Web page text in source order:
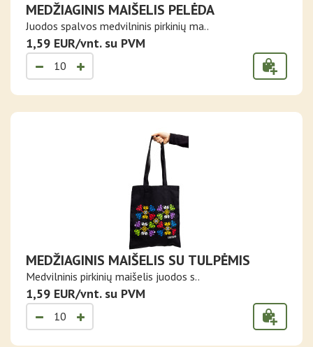
MEDŽIAGINIS MAIŠELIS PELĖDA
Juodos spalvos medvilninis pirkinių ma..
1,59 EUR/vnt. su PVM
MEDŽIAGINIS MAIŠELIS SU TULPĖMIS
Medvilninis pirkinių maišelis juodos s..
1,59 EUR/vnt. su PVM